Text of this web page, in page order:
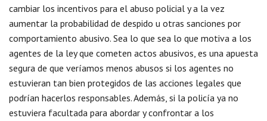
cambiar los incentivos para el abuso policial y a la vez
aumentar la probabilidad de despido u otras sanciones por
comportamiento abusivo. Sea lo que sea lo que motiva a los
agentes de la ley que cometen actos abusivos, es una apuesta
segura de que veríamos menos abusos si los agentes no
estuvieran tan bien protegidos de las acciones legales que
podrían hacerlos responsables. Además, si la policía ya no
estuviera facultada para abordar y confrontar a los